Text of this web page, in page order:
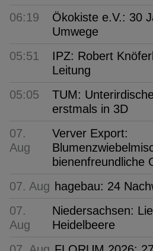
06:19
Ökokiste e.V.: 30
Umwege
05:51
IPZ: Robert
Leitung
05:05
TUM:
erstmals in 3D
07.
Aug
Verver Export:
bienenfreundliche
07. Aug hagebau: 24
07.
Aug
Niedersachsen:
Heidelbeere